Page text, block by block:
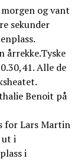
og vant
sekunder
årrekke.Tyske
Alle de
Benoit på
for Lars Martin
ut i
i